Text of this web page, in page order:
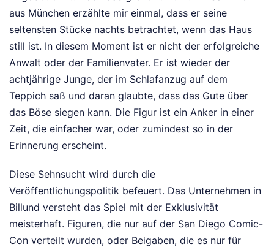
aus München erzählte mir einmal, dass er seine
seltensten Stücke nachts betrachtet, wenn das Haus
still ist. In diesem Moment ist er nicht der erfolgreiche
Anwalt oder der Familienvater. Er ist wieder der
achtjährige Junge, der im Schlafanzug auf dem
Teppich saß und daran glaubte, dass das Gute über
das Böse siegen kann. Die Figur ist ein Anker in einer
Zeit, die einfacher war, oder zumindest so in der
Erinnerung erscheint.
Diese Sehnsucht wird durch die
Veröffentlichungspolitik befeuert. Das Unternehmen in
Billund versteht das Spiel mit der Exklusivität
meisterhaft. Figuren, die nur auf der San Diego Comic-
Con verteilt wurden, oder Beigaben, die es nur für